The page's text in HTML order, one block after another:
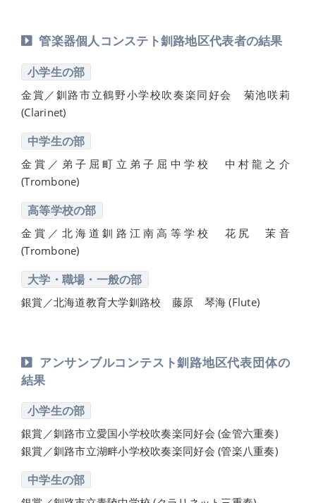
管楽器個人コンステト釧路地区代表者の結果
小学生の部
金賞／釧路市立鶴野小学校吹奏楽同好会 菊池咲莉
(Clarinet)
中学生の部
金賞／弟子屈町立弟子屈中学校 中村龍之介
(Trombone)
高等学校の部
金賞／北海道釧路江南高等学校 花尻 茉音
(Trombone)
大学・職場・一般の部
銀賞／北海道教育大学釧路校 藤原 琴海 (Flute)
アンサンブルコンテスト釧路地区代表団体の
結果
小学生の部
銀賞／釧路市立愛国小学校吹奏楽同好会 (金管六重奏)
銀賞／釧路市立湖畔小学校吹奏楽同好会 (管楽八重奏)
中学生の部